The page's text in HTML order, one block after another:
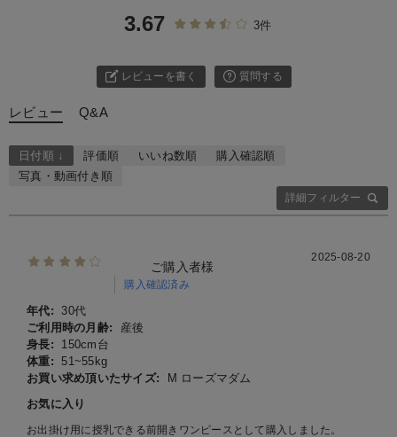
3.67 3件
レビューを書く 質問する
レビュー Q&A
詳細フィルター
日付順 ↓ 評価順 いいね数順
購入確認順
写真・動画付き順
ご購入者様
購入確認済み
2025-08-20
年代:
30代
ご利用時の月齢:
産後
身長:
150cm台
体重: 51~55kg
お買い求め頂いたサイズ:
M ローズマダム
お気に入り
お出掛け用に授乳できる前開きワンピースとして購入しました。